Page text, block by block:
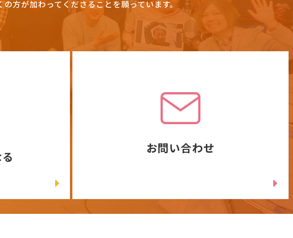
方が加わってくださることを願っています。
お問い合わせ